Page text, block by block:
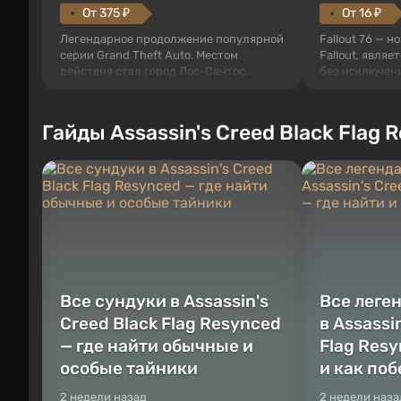
От 375 ₽
Легендарное продолжение популярной
серии Grand Theft Auto. Местом
действия стал город Лос-Сантос,
Майкла, Тревора и Франклина, между
любое время. Жанр и...
От 16 ₽
Fallout 76 —
Fallout,
без
должно
Место
Гайды Assassin's Creed Black Flag
Все сундуки в Assassin's
Creed Black Flag Resynced
— где найти обычные и
особые тайники
2 недели назад
Все
в
Flag
и как
2 недели